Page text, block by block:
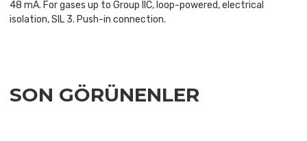
48 mA. For gases up to Group IIC, loop-powered, electrical
isolation, SIL 3. Push-in connection.
SON GÖRÜNENLER